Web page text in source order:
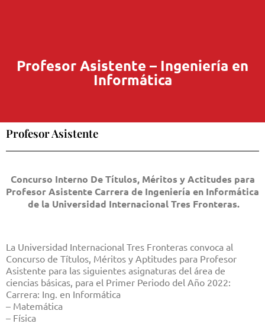
Profesor Asistente – Ingeniería en
Informática
Profesor Asistente
Concurso Interno De Títulos, Méritos y Actitudes para
Profesor Asistente Carrera de Ingeniería en Informática
de la Universidad Internacional Tres Fronteras.
La Universidad Internacional Tres Fronteras convoca al
Concurso de Títulos, Méritos y Aptitudes para Profesor
Asistente para las siguientes asignaturas del área de
ciencias básicas, para el Primer Periodo del Año 2022:
Carrera: Ing. en Informática
– Matemática
– Física